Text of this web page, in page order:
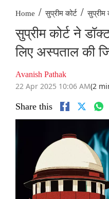
Home / सुप्रीम कोर्ट / सुप्रीम
सुप्रीम कोर्ट ने
लिए अस्पताल की
Avanish Pathak
22 Apr 2025 10:06 AM(2
Share this